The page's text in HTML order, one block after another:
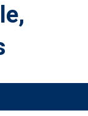
für alle, die gern